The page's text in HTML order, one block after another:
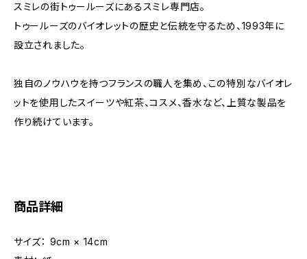
スミレの街トゥールーズにあるスミレ専門店。
トゥールーズのバイオレットの歴史と伝統を守るため、1993年に
設立されました。
独自のノウハウを持つフランスの職人を集め、この特別なバイオレ
ットを使用したスイーツや紅茶、コスメ、香水など、上質な製品を
作り続けています。
商品詳細
サイズ： 9cm × 14cm